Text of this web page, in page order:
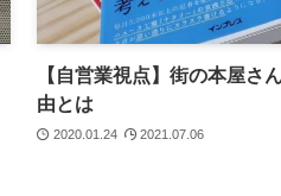
【自営業視点】街の本屋さ
由とは
2020.01.24 2021.07.06